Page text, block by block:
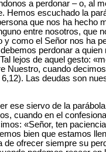
a perdonar – o, al
Hemos escuchado la
que nos ha
entre nosotros, que
como el Señor nos ha
perdonar a
lejos de aquel gesto:
Nuestro, cuando
6,12). Las deudas son
ese siervo de la
cuando en el
«Señor, ten
bien que estamos
de ofrecer siempre su